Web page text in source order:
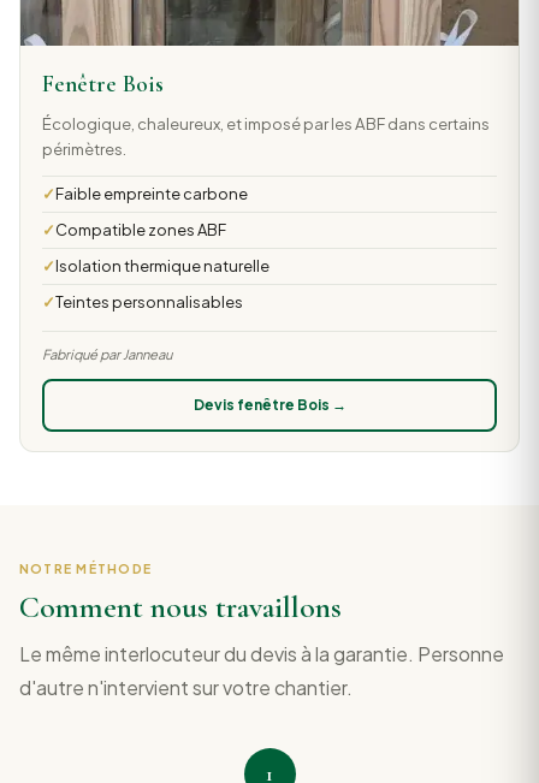
Fenêtre Bois
Écologique, chaleureux, et imposé par les ABF dans certains
périmètres.
Faible empreinte carbone
Compatible zones ABF
Isolation thermique naturelle
Teintes personnalisables
Fabriqué par Janneau
Devis fenêtre Bois →
NOTRE MÉTHODE
Comment nous travaillons
Le même interlocuteur du devis à la garantie. Personne
d'autre n'intervient sur votre chantier.
1